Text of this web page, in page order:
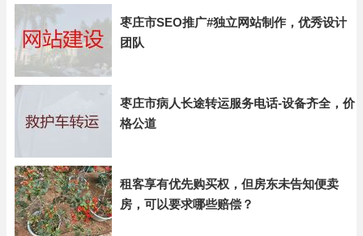
枣庄市SEO推广#独立网站制作，优秀设计
团队
枣庄市病人长途转运服务电话-设备齐全，价
格公道
租客享有优先购买权，但房东未告知便卖
房，可以要求哪些赔偿？